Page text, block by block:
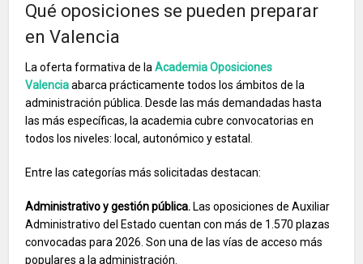
Qué oposiciones se pueden preparar
en Valencia
La oferta formativa de laAcademia Oposiciones
Valenciaabarca prácticamente todos los ámbitos de la
administración pública. Desde las más demandadas hasta
las más específicas, la academia cubre convocatorias en
todos los niveles: local, autonómico y estatal.
Entre las categorías más solicitadas destacan:
Administrativo y gestión pública. Las oposiciones de Auxiliar
Administrativo del Estado cuentan con más de 1.570 plazas
convocadas para 2026. Son una de las vías de acceso más
populares a la administración.